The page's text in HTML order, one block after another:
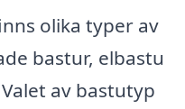
olika typer av
bastur, elbastu
av bastutyp